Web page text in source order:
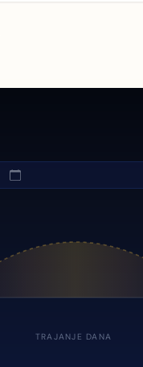
TRAJANJE DANA